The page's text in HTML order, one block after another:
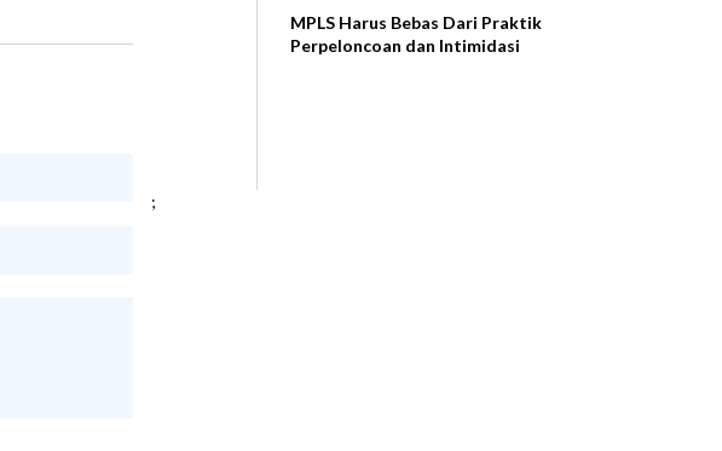
MPLS Harus Bebas Dari Praktik
Perpeloncoan dan Intimidasi
;